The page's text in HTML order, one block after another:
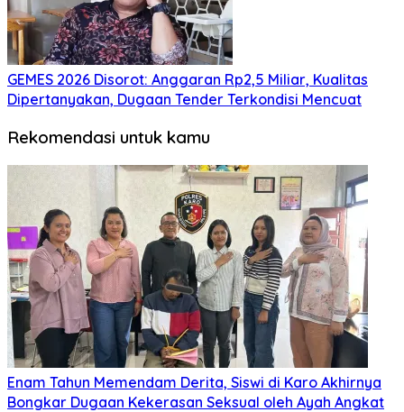
GEMES 2026 Disorot: Anggaran Rp2,5 Miliar, Kualitas
Dipertanyakan, Dugaan Tender Terkondisi Mencuat
Rekomendasi untuk kamu
Enam Tahun Memendam Derita, Siswi di Karo Akhirnya
Bongkar Dugaan Kekerasan Seksual oleh Ayah Angkat